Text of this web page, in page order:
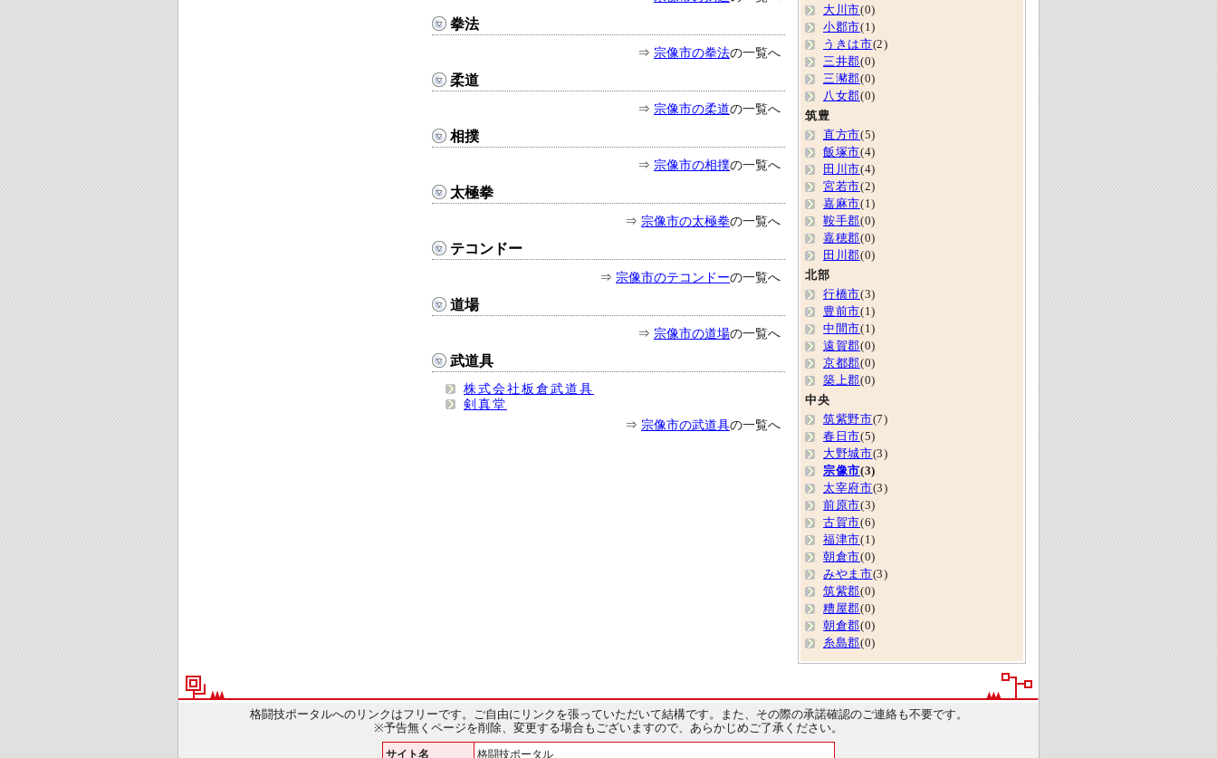
拳法
⇒ 宗像市の拳法の一覧へ
柔道
⇒ 宗像市の柔道の一覧へ
相撲
⇒ 宗像市の相撲の一覧へ
太極拳
⇒ 宗像市の太極拳の一覧へ
テコンドー
⇒ 宗像市のテコンドーの一覧へ
道場
⇒ 宗像市の道場の一覧へ
武道具
株式会社板倉武道具
剣真堂
⇒ 宗像市の武道具の一覧へ
大川市(0)
小郡市(1)
うきは市(2)
三井郡(0)
三瀦郡(0)
八女郡(0)
筑豊
直方市(5)
飯塚市(4)
田川市(4)
宮若市(2)
嘉麻市(1)
鞍手郡(0)
嘉穂郡(0)
田川郡(0)
北部
行橋市(3)
豊前市(1)
中間市(1)
遠賀郡(0)
京都郡(0)
築上郡(0)
中央
筑紫野市(7)
春日市(5)
大野城市(3)
宗像市(3)
太宰府市(3)
前原市(3)
古賀市(6)
福津市(1)
朝倉市(0)
みやま市(3)
筑紫郡(0)
糟屋郡(0)
朝倉郡(0)
糸島郡(0)
格闘技ポータルへのリンクはフリーです。ご自由にリンクを張っていただいて結構です。また、その際の承諾確認のご連絡も不要です。
※予告無くページを削除、変更する場合もございますので、あらかじめご了承ください。
サイト名 格闘技ポータル